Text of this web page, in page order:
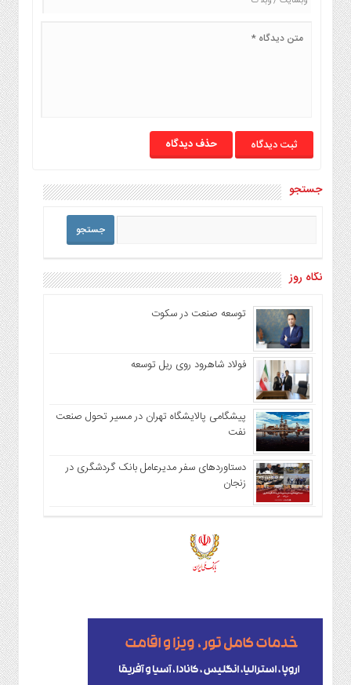
سیاسی
و
بین
الملل
روز
حذف دیدگاه
جستجو
نگاه روز
توسعه صنعت در سکوت
فولاد شاهرود روی ریل توسعه
پیشگامی پالایشگاه تهران در مسیر تحول صنعت
نفت
دستاوردهای سفر مدیرعامل بانک گردشگری در
زنجان